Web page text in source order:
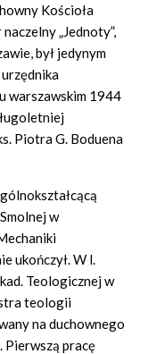
Kościoła
„Jednoty”,
był jedynym
warszawskim 1944
Piotra G. Boduena
w
ukończył. W l.
Teologicznej w
teologii
na duchownego
Pierwszą pracę